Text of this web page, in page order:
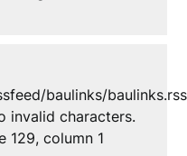
baulinks/baulinks.rss
invalid characters.
129, column 1